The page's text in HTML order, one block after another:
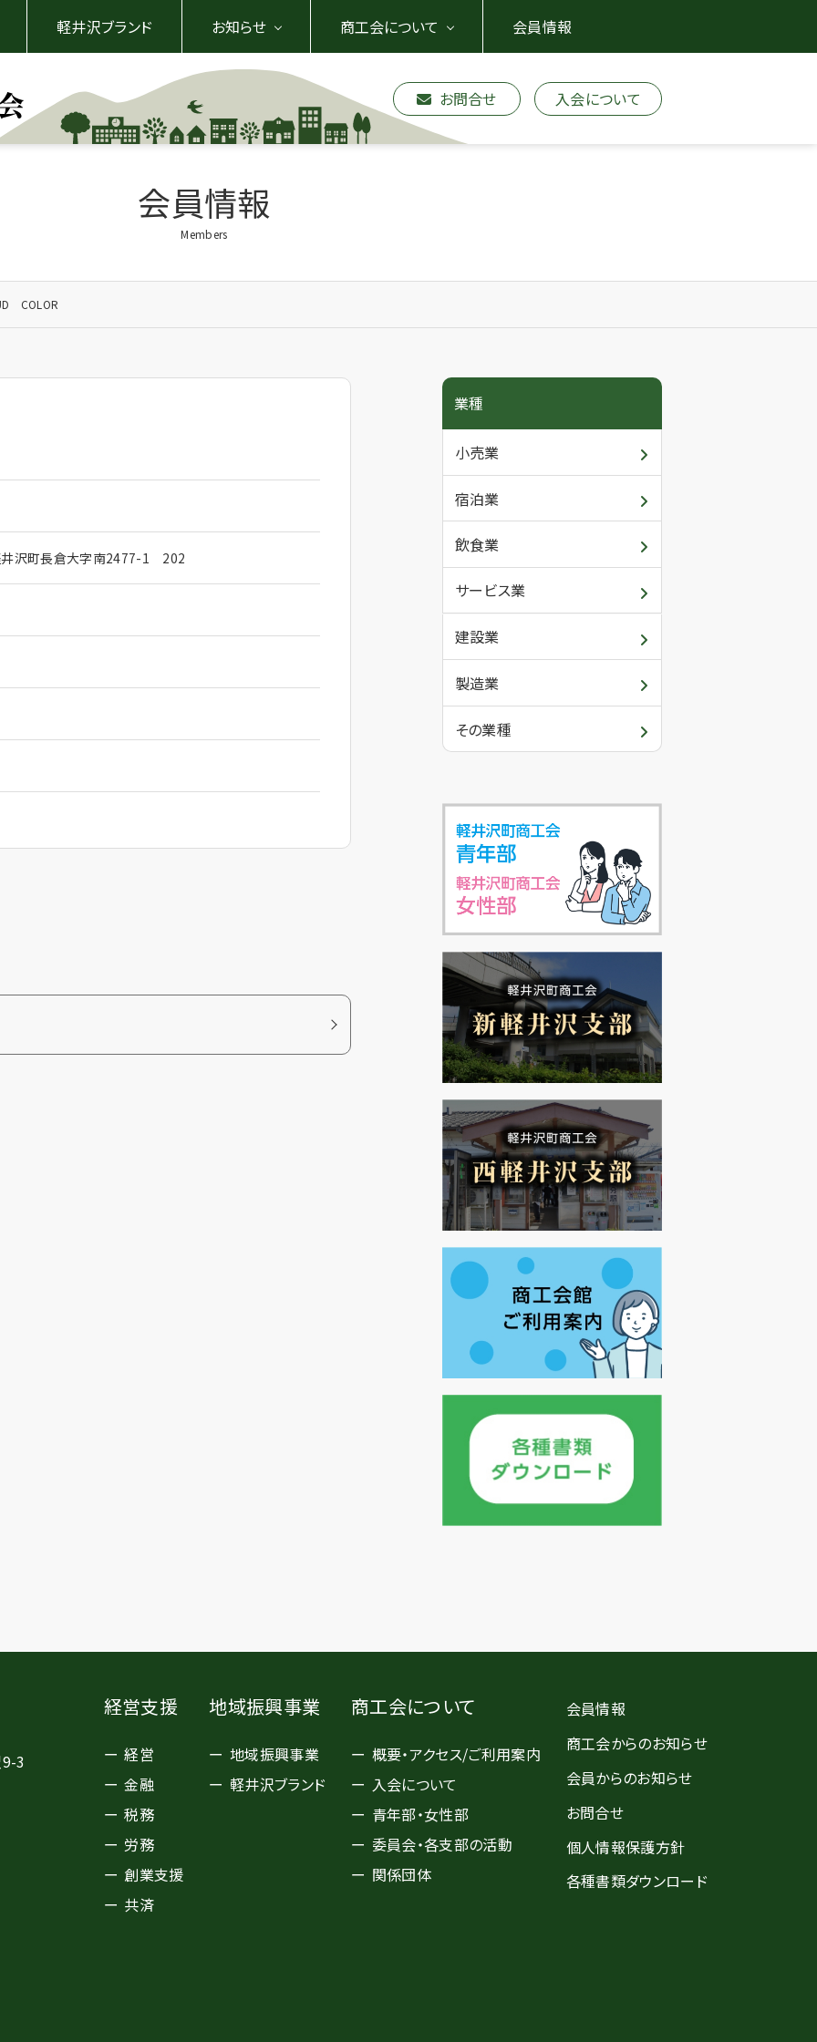
お問合せ 入会について
軽井沢ブランド お知らせ 商工会について 会員情報
会員情報
Members
COLOR
井沢町長倉大字南2477-1 202
業種
小売業
宿泊業
飲食業
サービス業
建設業
製造業
その業種
3
経営支援
経営
金融
税務
労務
創業支援
共済
地域振興事業
地域振興事業
軽井沢ブランド
商工会について
概要・アクセス/ご利用案内
入会について
青年部・女性部
委員会・各支部の活動
関係団体
会員情報
商工会からのお知らせ
会員からのお知らせ
お問合せ
個人情報保護方針
各種書類ダウンロード